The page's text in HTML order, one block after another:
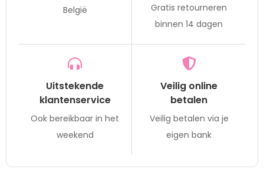
België
Gratis retourneren
binnen 14 dagen
Uitstekende
klantenservice
Ook bereikbaar in het
weekend
Veilig online
betalen
Veilig betalen via je
eigen bank